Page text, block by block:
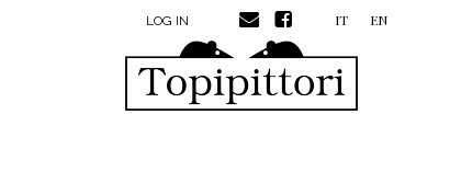
Skip to main contentMENU PROFILO UTENTE
LOG IN IT EN